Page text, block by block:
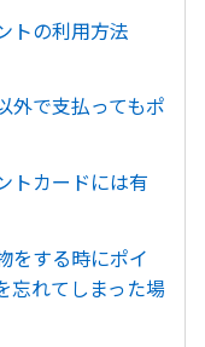
トの利用方法
外で支払ってもポ
トカードには有
をする時にポイ
忘れてしまった場